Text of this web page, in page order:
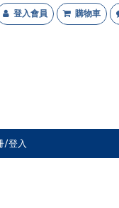
登入會員 購物車
/登入